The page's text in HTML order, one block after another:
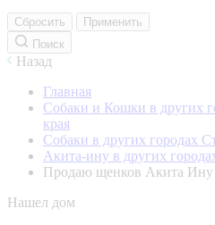
Сбросить
Применить
Поиск
Назад
Главная
Собаки и Кошки в других
края
Собаки в других городах
Акита-ину в других
Продаю щенков Акита Ину
Нашел дом